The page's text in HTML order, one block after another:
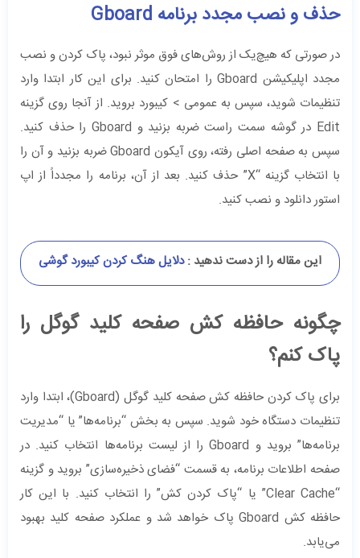
حذف و نصب مجدد برنامه Gboard
در صورتی که هیچ‌یک از روش‌های فوق موثر نبود، پاک کردن و نصب
مجدد اپلیکیشن Gboard را امتحان کنید. برای این کار ابتدا وارد
تنظیمات شوید، سپس به عمومی > کیبورد بروید. از آنجا روی گزینه
Edit در گوشه سمت راست ضربه بزنید و Gboard را حذف کنید.
سپس به صفحه اصلی رفته، روی آیکون Gboard ضربه بزنید و آن را
با انتخاب گزینه “X” حذف کنید. بعد از آن، برنامه را مجدداً از اپ
استور دانلود و نصب کنید.
این مقاله را از دست ندهید :دلایل هنگ کردن کیبورد گوشی
چگونه حافظه کش صفحه کلید گوگل را
پاک کنم؟
برای پاک کردن حافظه کش صفحه کلید گوگل (Gboard)، ابتدا وارد
تنظیمات دستگاه خود شوید. سپس به بخش “برنامه‌ها” یا “مدیریت
برنامه‌ها” بروید و Gboard را از لیست برنامه‌ها انتخاب کنید. در
صفحه اطلاعات برنامه، به قسمت “فضای ذخیره‌سازی” بروید و گزینه
“Clear Cache” یا “پاک کردن کش” را انتخاب کنید. با این کار
حافظه کش Gboard پاک خواهد شد و عملکرد صفحه کلید بهبود
می‌یابد.